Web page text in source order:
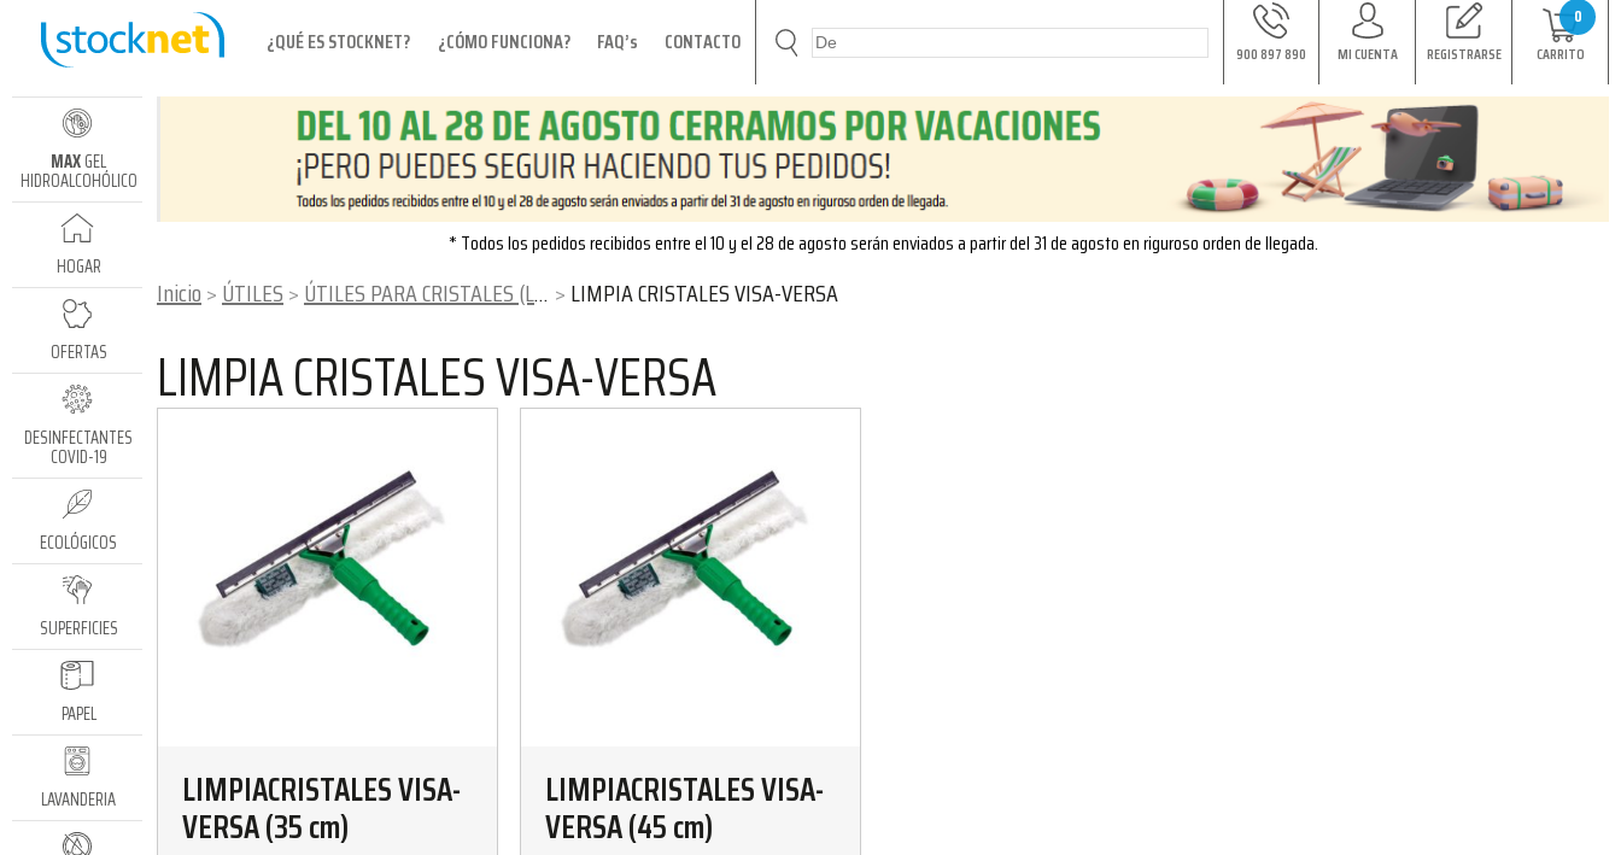
¿QUÉ ES STOCKNET? ¿CÓMO FUNCIONA? FAQ’s CONTACTO 900 897 890 MI CUENTA REGISTRARSE
0
CARRITO
MAXGEL
HIDROALCOHÓLICO
HOGAR
OFERTAS
DESINFECTANTES
COVID-19
ECOLÓGICOS
SUPERFICIES
PAPEL
LAVANDERIA
* Todos los pedidos recibidos entre el 10 y el 28 de agosto serán enviados a partir del 31 de agosto en riguroso orden de llegada.
Inicio ÚTILES ÚTILES PARA CRISTALES (LÍNEA UNGER) LIMPIA CRISTALES VISA-VERSA
LIMPIA CRISTALES VISA-VERSA
LIMPIACRISTALES VISA-
VERSA (35 cm)
LIMPIACRISTALES VISA-
VERSA (45 cm)